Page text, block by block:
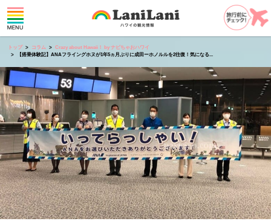
トップ コラム
Crazy about Hawaii！ by ナビちゃおハワイ
【搭乗体験記】ANAフライングホヌが1年5ヵ月ぶりに成田ーホノルルを2往復！気になる...